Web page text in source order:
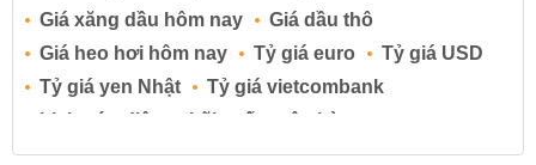
Giá xăng dầu hôm nay
Giá dầu thô
Giá heo hơi hôm nay
Tỷ giá euro
Tỷ giá USD
Tỷ giá yen Nhật
Tỷ giá vietcombank
Lịch cúp điện
Lãi suất ngân hàng
Lãi suất tiết kiệm
Lãi suất tiền gửi